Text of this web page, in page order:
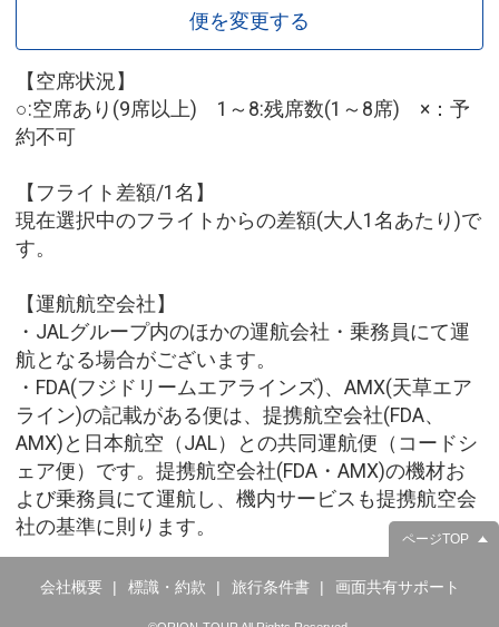
便を変更する
【空席状況】
○:空席あり(9席以上) 1～8:残席数(1～8席) ×：予
約不可
【フライト差額/1名】
現在選択中のフライトからの差額(大人1名あたり)で
す。
【運航航空会社】
・JALグループ内のほかの運航会社・乗務員にて運
航となる場合がございます。
・FDA(フジドリームエアラインズ)、AMX(天草エア
ライン)の記載がある便は、提携航空会社(FDA、
AMX)と日本航空（JAL）との共同運航便（コードシ
ェア便）です。提携航空会社(FDA・AMX)の機材お
よび乗務員にて運航し、機内サービスも提携航空会
社の基準に則ります。
ページTOP
会社概要 標識・約款 旅行条件書 画面共有サポート